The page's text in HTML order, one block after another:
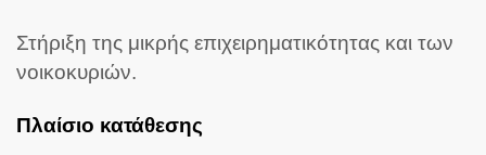
Στήριξη της μικρής επιχειρηματικότητας και των
νοικοκυριών.
Πλαίσιο κατάθεσης